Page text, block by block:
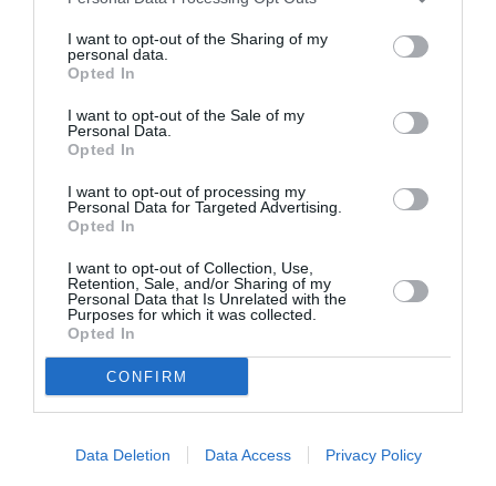
I want to opt-out of the Sharing of my
personal data.
Opted In
I want to opt-out of the Sale of my
Personal Data.
Opted In
I want to opt-out of processing my
Personal Data for Targeted Advertising.
Opted In
I want to opt-out of Collection, Use,
Retention, Sale, and/or Sharing of my
Personal Data that Is Unrelated with the
Purposes for which it was collected.
Opted In
CONFIRM
Data Deletion Data Access Privacy Policy
Σχετικά Άρθρα
Η μακρά λίστα με
τις υποψηφιότητες
για το Βραβείο
Booker 2026
Έκθεση Βιβλίου
2026 στο Ναύπλιο
«Παρεμποδίζοντας
την αποστασία,
Σπύρος Κακατσάκης
– Ανακρίνοντας το